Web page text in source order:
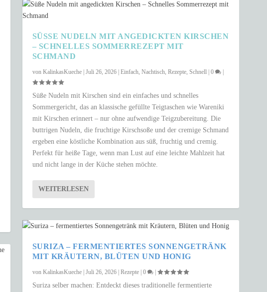
SÜSSE NUDELN MIT ANGEDICKTEN KIRSCHEN –
SCHNELLES SOMMERREZEPT MIT S
CHMAND
von KalinkasKueche| Juli 26, 2026| Einfach Nachtisch Rezepte, Schnell | 0 |
Süße Nudeln mit Kirschen sind ein einfaches und schnelles
Sommergericht, das an klassische gefüllte Teigtaschen wie Wareniki
mit Kirschen erinnert – nur ohne aufwendige Teigzubereitung. Die
buttrigen Nudeln, die fruchtige Kirschsoße und der cremige Schmand
ergeben eine köstliche Kombination aus süß, fruchtig und cremig.
Perfekt für heiße Tage, wenn man Lust auf eine leichte Mahlzeit hat
und nicht lange in der Küche stehen möchte.
WEITERLESEN
SURIZA – FERMENTIERTES SONNENGETRÄNK
MIT KRÄUTERN, BLÜTEN UND HONIG
von KalinkasKueche| Juli 26, 2026| Rezepte| 0 |
Suriza selber machen: Entdeckt dieses traditionelle fermentierte